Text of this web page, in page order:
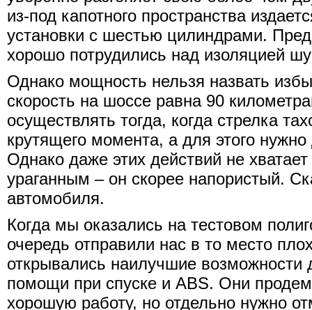
из-под капотного пространства
установки с шестью цилиндрами.
хорошо потрудились над изоляцией
Однако мощность нельзя назвать
скорость на шоссе равна 90
осуществлять тогда, когда стрелка
крутящего момента, а для этого
Однако даже этих действий не
ураганным – он скорее напористый.
автомобиля.
Когда мы оказались на тестовом
очередь отправили нас в то место
открывались наилучшие возможности
помощи при спуске и ABS. Они
хорошую работу, но отдельно нужно